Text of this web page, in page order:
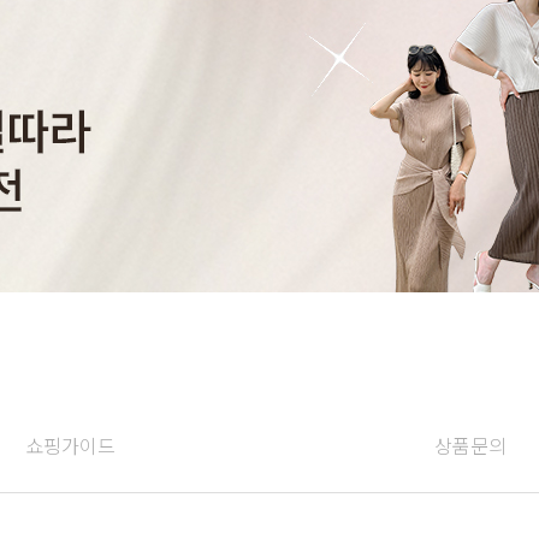
쇼핑가이드 상품문의